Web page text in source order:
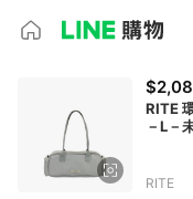
RITE
－L－
RITE